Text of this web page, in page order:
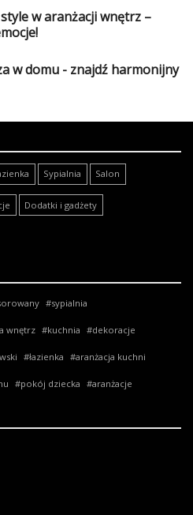
w aranżacji wnętrz –
w domu - znajdź harmonijny
Sypialnia Salon
Dodatki i gadżety
sypialnia
wnętrz kuchnia dekoracje
łazienka aranżacja kuchni
pokój dziecka aranżacje